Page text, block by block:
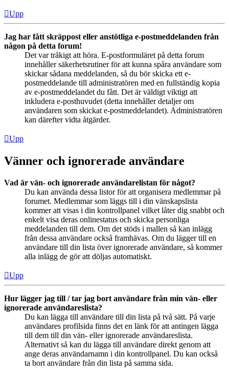
Upp
Jag har fått skräppost eller anstötliga e-postmeddelanden från
någon på detta forum!
Det var tråkigt att höra. E-postformuläret på detta forum
innehåller säkerhetsrutiner för att kunna spåra användare som
skickar sådana meddelanden, så du bör skicka ett e-
postmeddelande till administratören med en fullständig kopia
av e-postmeddelandet du fått. Det är väldigt viktigt att
inkludera e-posthuvudet (detta innehåller detaljer om
användaren som skickat e-postmeddelandet). Administratören
kan därefter vidta åtgärder.
Upp
Vänner och ignorerade användare
Vad är vän- och ignorerade användarelistan för något?
Du kan använda dessa listor för att organisera medlemmar på
forumet. Medlemmar som läggs till i din vänskapslista
kommer att visas i din kontrollpanel vilket låter dig snabbt och
enkelt visa deras onlinestatus och skicka personliga
meddelanden till dem. Om det stöds i mallen så kan inlägg
från dessa användare också framhävas. Om du lägger till en
användare till din lista över ignorerade användare, så kommer
alla inlägg de gör att döljas automatiskt.
Upp
Hur lägger jag till / tar jag bort användare från min vän- eller
ignorerade användareslista?
Du kan lägga till användare till din lista på två sätt. På varje
användares profilsida finns det en länk för att antingen lägga
till dem till din vän- eller ignorerade användareslista.
Alternativt så kan du lägga till användare direkt genom att
ange deras användarnamn i din kontrollpanel. Du kan också
ta bort användare från din lista på samma sida.